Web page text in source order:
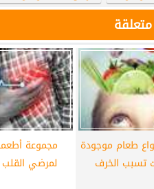
طعام موجودة
تسبب الخرف
مجموعة
لمرضي
بعد صدمة
موعد سفر